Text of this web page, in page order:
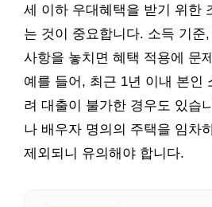
세 이하 우대혜택을 받기 위한
는 것이 중요합니다. 소득 기준
사항을 놓치면 혜택 적용에 문
예를 들어, 최근 1년 이내 본인
려 대출이 불가한 경우도 있습
나 배우자 명의의 주택을 임차
제외되니 유의해야 합니다.